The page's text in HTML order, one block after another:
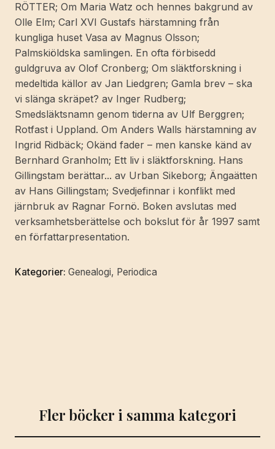
RÖTTER; Om Maria Watz och hennes bakgrund av
Olle Elm; Carl XVI Gustafs härstamning från
kungliga huset Vasa av Magnus Olsson;
Palmskiöldska samlingen. En ofta förbisedd
guldgruva av Olof Cronberg; Om släktforskning i
medeltida källor av Jan Liedgren; Gamla brev – ska
vi slänga skräpet? av Inger Rudberg;
Smedsläktsnamn genom tiderna av Ulf Berggren;
Rotfast i Uppland. Om Anders Walls härstamning av
Ingrid Ridbäck; Okänd fader – men kanske känd av
Bernhard Granholm; Ett liv i släktforskning. Hans
Gillingstam berättar... av Urban Sikeborg; Ängaätten
av Hans Gillingstam; Svedjefinnar i konflikt med
järnbruk av Ragnar Fornö. Boken avslutas med
verksamhetsberättelse och bokslut för år 1997 samt
en författarpresentation.
Kategorier: Genealogi, Periodica
Fler böcker i samma kategori